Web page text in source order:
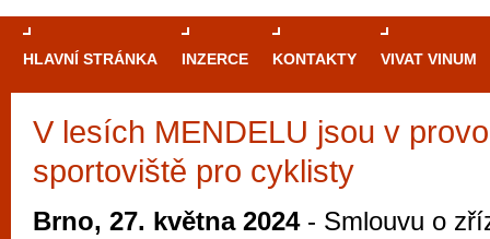
HLAVNÍ STRÁNKA INZERCE KONTAKTY VIVAT VINUM
V lesích MENDELU jsou v
sportoviště pro cyklisty
Brno, 27. května 2024- Smlouvu o
Průvodce
Brně: Od